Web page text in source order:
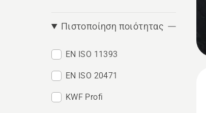
Πιστοποίηση ποιότητας
EN ISO 11393
EN ISO 20471
KWF Profi